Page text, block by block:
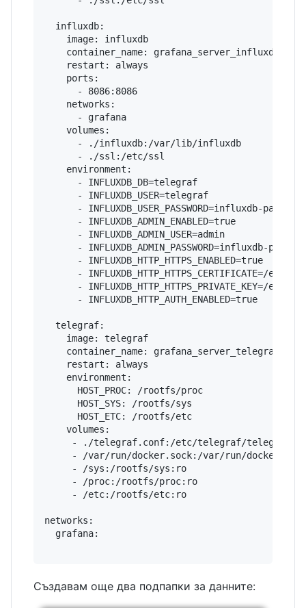
  influxdb:
    image: influxdb
    container_name: grafana_server_influxdb
    restart: always
    ports:
      - 8086:8086
    networks:
      - grafana
    volumes:
      - ./influxdb:/var/lib/influxdb
      - ./ssl:/etc/ssl
    environment:
      - INFLUXDB_DB=telegraf
      - INFLUXDB_USER=telegraf
      - INFLUXDB_USER_PASSWORD=influxdb-password
      - INFLUXDB_ADMIN_ENABLED=true
      - INFLUXDB_ADMIN_USER=admin
- INFLUXDB_ADMIN_PASSWORD=influxdb-
      - INFLUXDB_HTTP_HTTPS_ENABLED=true
- INFLUXDB_HTTP_HTTPS_CERTIFICATE=/etc/
- INFLUXDB_HTTP_HTTPS_PRIVATE_KEY=/etc/
      - INFLUXDB_HTTP_AUTH_ENABLED=true
  telegraf:
    image: telegraf
    container_name: grafana_server_telegraf
    restart: always
    environment:
      HOST_PROC: /rootfs/proc
      HOST_SYS: /rootfs/sys
      HOST_ETC: /rootfs/etc
    volumes:
- ./telegraf.conf:/etc/telegraf/
- /var/run/docker.sock:/var/run/
     - /sys:/rootfs/sys:ro
     - /proc:/rootfs/proc:ro
     - /etc:/rootfs/etc:ro
networks:
  grafana:
Създавам още два подпапки за данните: